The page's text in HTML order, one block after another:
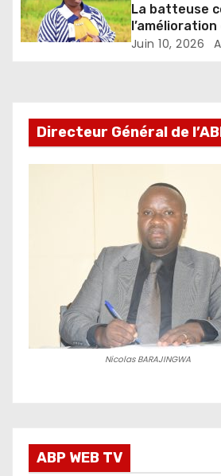
La batteuse
et à la
Juin 10, 2026
Directeur Général de
Nicolas BARAJINGWA
ABP WEB TV